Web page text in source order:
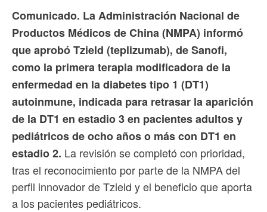
Comunicado. La Administración Nacional de
Productos Médicos de China (NMPA) informó
que aprobó Tzield (teplizumab), de Sanofi,
como la primera terapia modificadora de la
enfermedad en la diabetes tipo 1 (DT1)
autoinmune, indicada para retrasar la aparición
de la DT1 en estadio 3 en pacientes adultos y
pediátricos de ocho años o más con DT1 en
estadio 2. La revisión se completó con prioridad,
tras el reconocimiento por parte de la NMPA del
perfil innovador de Tzield y el beneficio que aporta
a los pacientes pediátricos.